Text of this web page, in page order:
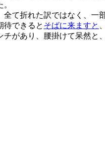
全て折れた訳ではなく、一
待できると そばに来ますと
チがあり、腰掛けて呆然と